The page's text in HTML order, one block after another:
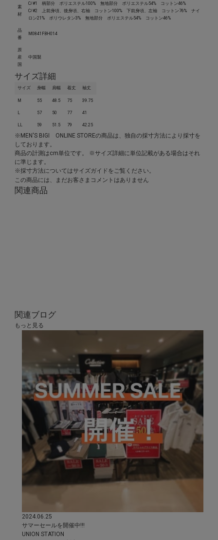
素
材
C/#1 柄部分 ポリエステル100% 無地部分 ポリエステル54% コットン46%
C/#2 上前身頃、後身頃、右袖 コットン100% 下前身頃、左袖 コットン76% ナイ
ロン21% ポリウレタン3% 無地部分 ポリエステル54% コットン46%
品
番
M0841FBH014
原
産
国
中国製
サイズ詳細
サイズ 身幅 肩幅 着丈 袖丈
M 55 48.5 75 39.75
57 50 77 41
59 51.5 79 42.25
※MEN'S BIGI ONLINE STOREの商品は、独自の採寸方法により採寸を
しております。
商品の計測はcm単位です。 ※サイズ詳細に単位記載がある場合はそれ
に準じます。
※採寸方法についてはサイズガイド をご覧ください。
この商品には、まだお客さまコメントはありません
関連商品
関連ブログ
もっと 見る
2024.06.25
サマーセールを開催中!!!
UNION STATION